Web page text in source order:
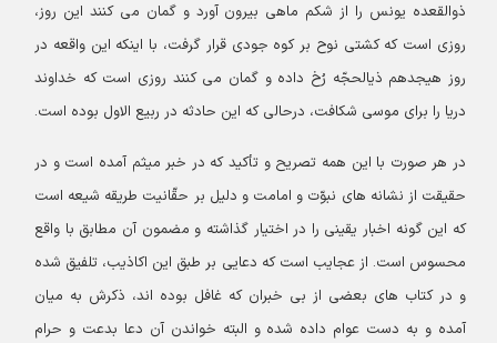
ذوالقعده یونس را از شکم ماهی بیرون آورد و گمان می کنند این روز،
روزی است که کشتی نوح بر کوه جودی قرار گرفت، با اینکه این واقعه در
روز هیجدهم ذیالحجّه رُخ داده و گمان می کنند روزی است که خداوند
دریا را برای موسی شکافت، درحالی که این حادثه در ربیع الاول بوده است.
در هر صورت با این همه تصریح و تأکید که در خبر میثم آمده است و در
حقیقت از نشانه های نبوّت و امامت و دلیل بر حقّانیت طریقه شیعه است
که این گونه اخبار یقینی را در اختیار گذاشته و مضمون آن مطابق با واقع
محسوس است. از عجایب است که دعایی بر طبق این اکاذیب، تلفیق شده
و در کتاب های بعضی از بی خبران که غافل بوده اند، ذکرش به میان
آمده و به دست عوام داده شده و البته خواندن آن دعا بدعت و حرام